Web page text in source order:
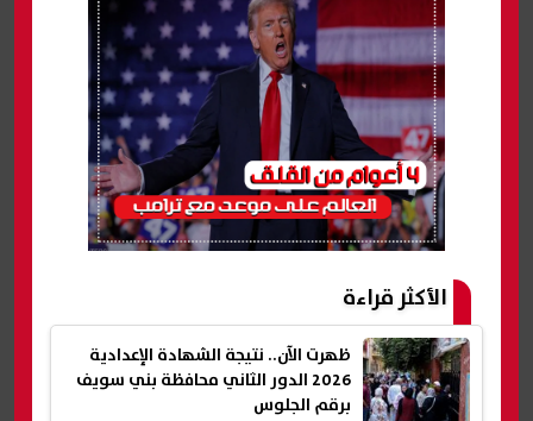
الأكثر قراءة
ظهرت الآن.. نتيجة الشهادة الإعدادية
2026 الدور الثاني محافظة بني سويف
برقم الجلوس